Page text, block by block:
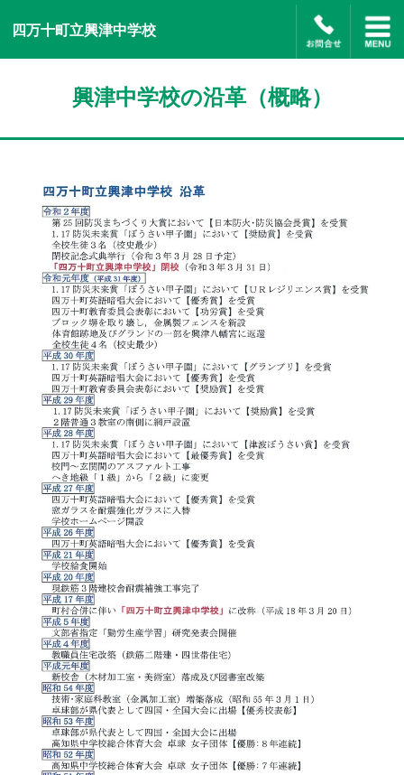
四万十町立興津中学校
興津中学校の沿革（概略）